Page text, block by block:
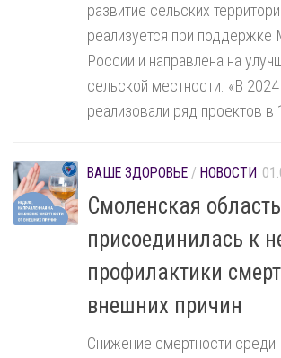
развитие сельских
реализуется при поддержке
России и направлена на
сельской местности. «В
реализовали ряд проектов в
ВАШЕ ЗДОРОВЬЕ / НОВОСТИ
Смоленская область
присоединилась к
профилактики
внешних причин
Снижение смертности среди